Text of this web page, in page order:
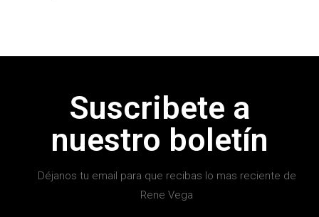
Suscribete a
nuestro boletín
Déjanos tu email para que recibas lo mas reciente de
Rene Vega